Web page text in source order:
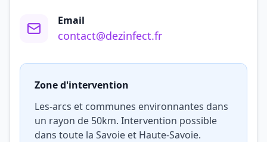
Email
contact@dezinfect.fr
Zone d'intervention
Les-arcs et communes environnantes dans
un rayon de 50km. Intervention possible
dans toute la Savoie et Haute-Savoie.